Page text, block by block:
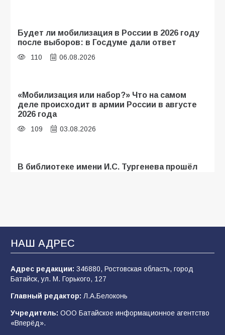
Будет ли мобилизация в России в 2026 году
после выборов: в Госдуме дали ответ
110 06.08.2026
«Мобилизация или набор?» Что на самом
деле происходит в армии России в августе
2026 года
109 03.08.2026
В библиотеке имени И.С. Тургенева прошёл
В Батайске продолжаются дорожные работы
107 04.08.2026
строительные профессии в ходе
спортивного праздника
90
НАШ АДРЕС
Адрес редакции: 346880, Ростовская область, город
Батайск, ул. М. Горького, 127
Главный редактор: Л.А.Белоконь
Учредитель: ООО Батайское информационное агентство
«Вперёд».